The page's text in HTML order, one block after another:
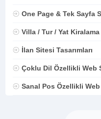
One Page & Tek Sayfa
Villa / Tur / Yat
İlan Sitesi Tasarımları
Çoklu Dil Özellikli Web
Sanal Pos Özellikli